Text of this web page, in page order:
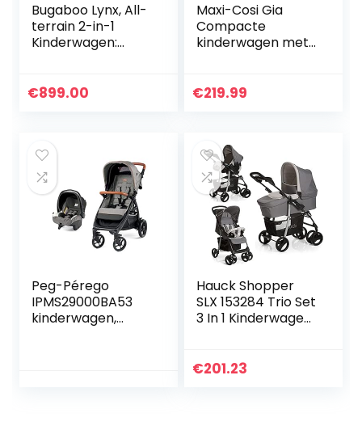
Bugaboo Lynx, All-
terrain 2-in-1
Kinderwagen:
Reiswieg, in Één
€899.00
Maxi-Cosi Gia
Compacte
kinderwagen met
kinderwagen
€219.99
Peg-Pérego
IPMS29000BA53
kinderwagen,
Hauck Shopper
SLX 153284 Trio Set
3 In 1 Kinderwagen,
€201.23